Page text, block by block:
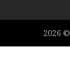
2026